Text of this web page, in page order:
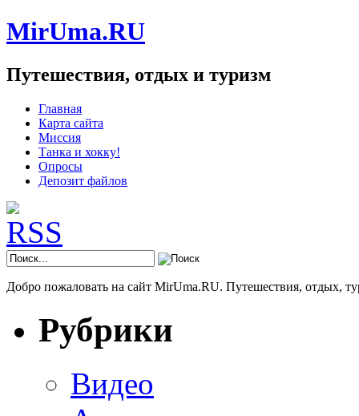
MirUma.RU
Путешествия, отдых и туризм
Главная
Карта сайта
Миссия
Танка и хокку!
Опросы
Депозит файлов
Добро пожаловать на сайт MirUma.RU. Путешествия, отдых,
Рубрики
Видео